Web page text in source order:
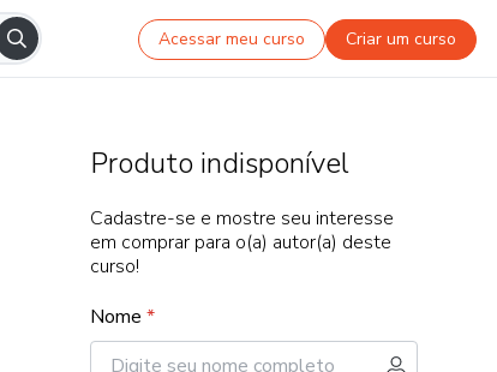
Acessar meu curso Criar um curso
Produto indisponível
Cadastre-se e mostre seu interesse
em comprar para o(a) autor(a) deste
curso!
Nome *